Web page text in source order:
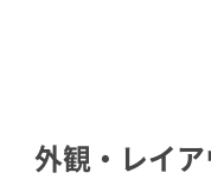
外観・レイ